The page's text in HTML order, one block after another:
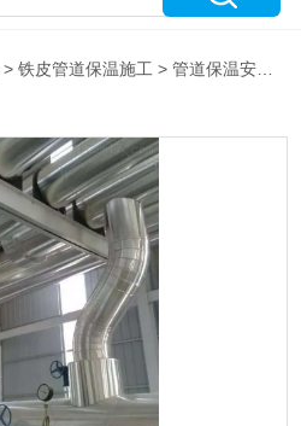
>铁皮管道保温施工 >管道保温安装